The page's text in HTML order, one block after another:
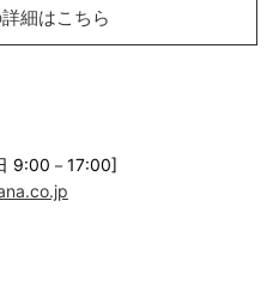
細はこちら
9:00－17:00]